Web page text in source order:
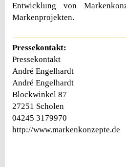
Entwicklung von
Markenprojekten.
Pressekontakt:
Pressekontakt
André Engelhardt
André Engelhardt
Blockwinkel 87
27251 Scholen
04245 3179970
http://www.markenkonzepte.de